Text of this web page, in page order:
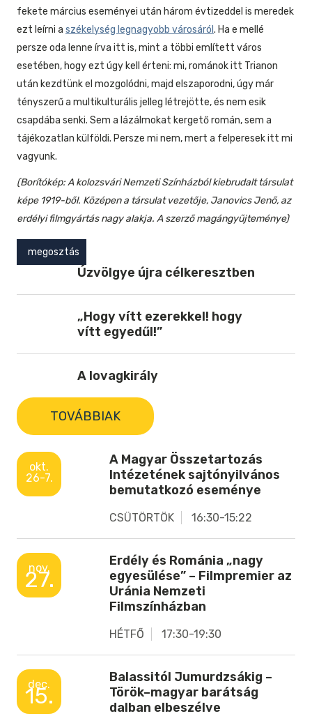
fekete március eseményei után három évtizeddel is meredek
ezt leírni a székelység legnagyobb városáról . Ha e mellé
persze oda lenne írva itt is, mint a többi említett város
esetében, hogy ezt úgy kell érteni: mi, románok itt Trianon
után kezdtünk el mozgolódni, majd elszaporodni, úgy már
tényszerű a multikulturális jelleg létrejötte, és nem esik
csapdába senki. Sem a lázálmokat kergető román, sem a
tájékozatlan külföldi. Persze mi nem, mert a felperesek itt mi
vagyunk.
(Borítókép:A kolozsvári Nemzeti Színházból kiebrudalt társulat
képe 1919-ből. Középen a társulat vezetője, Janovics Jenő, az
erdélyi filmgyártás nagy alakja. A szerző magángyűjteménye)
megosztás
Úzvölgye újra célkeresztben
„Hogy vítt ezerekkel! hogy
vítt egyedűl!”
A lovagkirály
TOVÁBBIAK
okt.
26-7.
A Magyar Összetartozás
Intézetének sajtónyilvános
bemutatkozó eseménye
CSÜTÖRTÖK 16:30-15:22
nov.
27.
Erdély és Románia „nagy
egyesülése” – Filmpremier az
Uránia Nemzeti
Filmszínházban
HÉTFŐ 17:30-19:30
dec.
15.
Balassitól Jumurdzsákig –
Török–magyar barátság
dalban elbeszélve